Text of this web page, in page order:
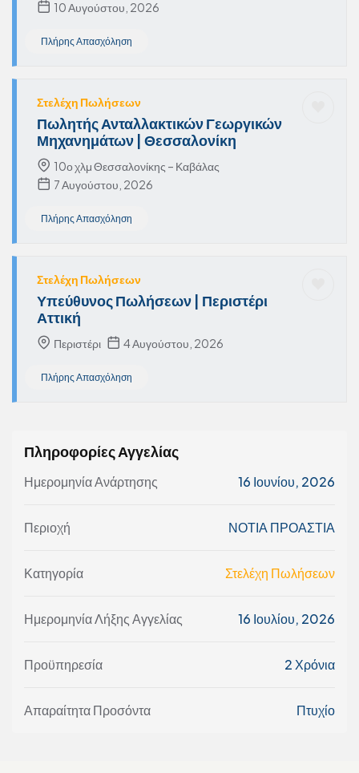
10 Αυγούστου, 2026
Πλήρης Απασχόληση
Στελέχη Πωλήσεων
Πωλητής Ανταλλακτικών Γεωργικών
Μηχανημάτων | Θεσσαλονίκη
10ο χλμ Θεσσαλονίκης – Καβάλας
7 Αυγούστου, 2026
Πλήρης Απασχόληση
Στελέχη Πωλήσεων
Υπεύθυνος Πωλήσεων | Περιστέρι
Αττική
Περιστέρι 4 Αυγούστου, 2026
Πλήρης Απασχόληση
Πληροφορίες Αγγελίας
Ημερομηνία Ανάρτησης 16 Ιουνίου, 2026
Περιοχή ΝΟΤΙΑ ΠΡΟΑΣΤΙΑ
Κατηγορία Στελέχη Πωλήσεων
Ημερομηνία Λήξης Αγγελίας 16 Ιουλίου, 2026
Προϋπηρεσία 2 Χρόνια
Απαραίτητα Προσόντα Πτυχίο